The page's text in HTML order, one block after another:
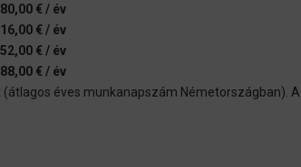
€ / év
€ / év
€ / év
€ / év
éves munkanapszám Németországban).